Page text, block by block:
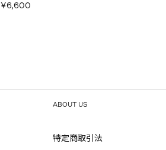
¥6,600
ABOUT US
特定商取引法